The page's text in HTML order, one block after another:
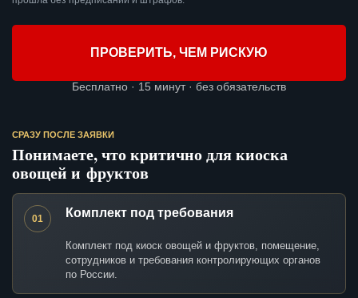
ПРОВЕРИТЬ, ЧЕМ РИСКУЮ
Бесплатно · 15 минут · без обязательств
СРАЗУ ПОСЛЕ ЗАЯВКИ
Понимаете, что критично для киоска
овощей и фруктов
01 Комплект под требования
Комплект под киоск овощей и фруктов, помещение,
сотрудников и требования контролирующих органов
по России.